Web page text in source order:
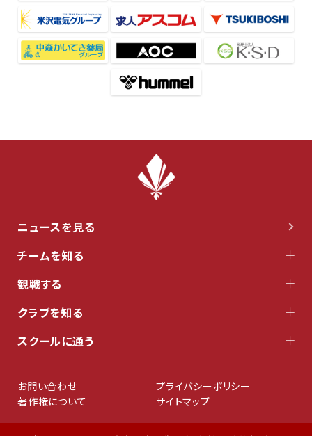
ニュースを見る
チームを知る
観戦する
クラブを知る
スクールに通う
お問い合わせ
プライバシーポリシー
著作権について
サイトマップ